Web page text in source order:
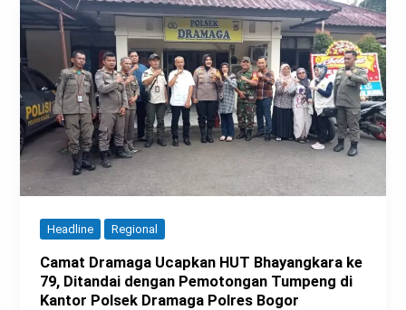
Headline Regional
Camat Dramaga Ucapkan HUT Bhayangkara ke
79, Ditandai dengan Pemotongan Tumpeng di
Kantor Polsek Dramaga Polres Bogor